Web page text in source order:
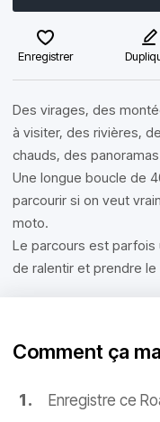
Enregistrer
Des virages, des
à visiter, des rivières,
chauds, des
Une longue boucle de
parcourir si on veut
moto.
Le parcours est parfois
de ralentir et prendre
Comment ça
Enregistre ce